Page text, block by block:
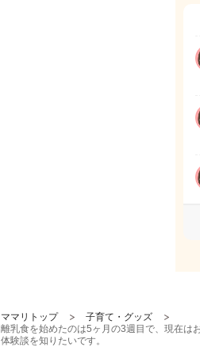
ママリトップ
子育て・グッズ
離乳食を始めたのは5ヶ月の3週目で、現在は
体験談を知りたいです。